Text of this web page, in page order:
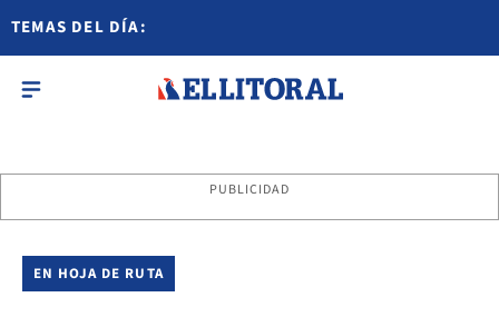
TEMAS DEL DÍA:
PUBLICIDAD
EN HOJA DE RUTA